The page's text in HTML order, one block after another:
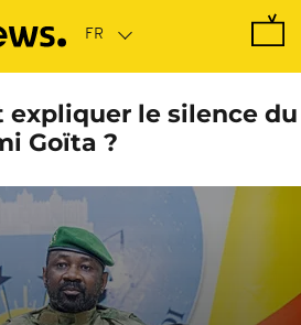
expliquer le silence du
Goïta ?